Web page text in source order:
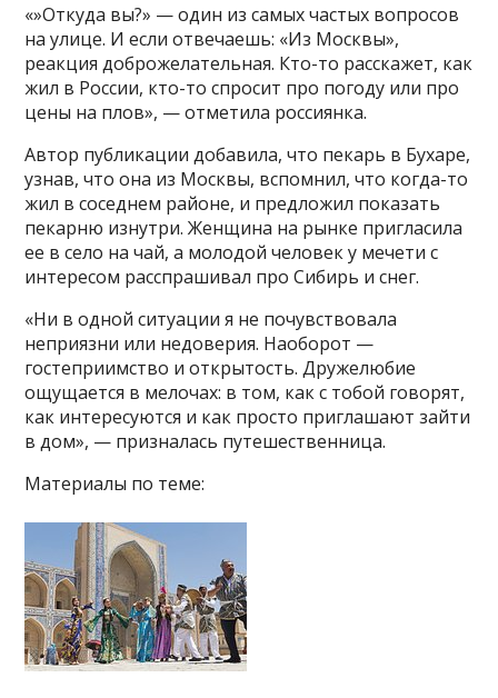
«»Откуда вы?» — один из самых частых вопросов
на улице. И если отвечаешь: «Из Москвы»,
реакция доброжелательная. Кто-то расскажет, как
жил в России, кто-то спросит про погоду или про
цены на плов», — отметила россиянка.
Автор публикации добавила, что пекарь в Бухаре,
узнав, что она из Москвы, вспомнил, что когда-то
жил в соседнем районе, и предложил показать
пекарню изнутри. Женщина на рынке пригласила
ее в село на чай, а молодой человек у мечети с
интересом расспрашивал про Сибирь и снег.
«Ни в одной ситуации я не почувствовала
неприязни или недоверия. Наоборот —
гостеприимство и открытость. Дружелюбие
ощущается в мелочах: в том, как с тобой говорят,
как интересуются и как просто приглашают зайти
в дом», — призналась путешественница.
Материалы по теме: